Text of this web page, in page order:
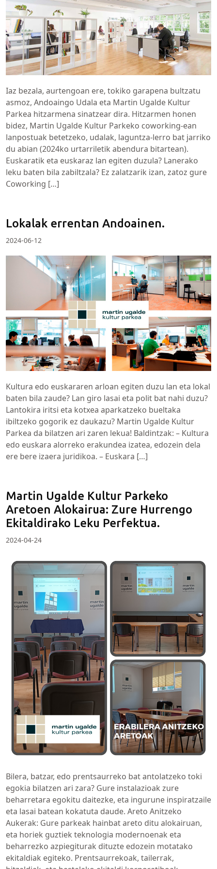
Iaz bezala, aurtengoan ere, tokiko garapena bultzatu
asmoz, Andoaingo Udala eta Martin Ugalde Kultur
Parkea hitzarmena sinatzear dira. Hitzarmen honen
bidez, Martin Ugalde Kultur Parkeko coworking-ean
lanpostuak betetzeko, udalak, laguntza-lerro bat jarriko
du abian (2024ko urtarriletik abendura bitartean).
Euskaratik eta euskaraz lan egiten duzula? Lanerako
leku baten bila zabiltzala? Ez zalatzarik izan, zatoz gure
Coworking […]
Lokalak errentan Andoainen.
2024-06-12
Kultura edo euskararen arloan egiten duzu lan eta lokal
baten bila zaude? Lan giro lasai eta polit bat nahi duzu?
Lantokira iritsi eta kotxea aparkatzeko bueltaka
ibiltzeko gogorik ez daukazu? Martin Ugalde Kultur
Parkea da bilatzen ari zaren lekua! Baldintzak: – Kultura
edo euskara alorreko erakundea izatea, edozein dela
ere bere izaera juridikoa. – Euskara […]
Martin Ugalde Kultur Parkeko
Aretoen Alokairua: Zure Hurrengo
Ekitaldirako Leku Perfektua.
2024-04-24
Bilera, batzar, edo prentsaurreko bat antolatzeko toki
egokia bilatzen ari zara? Gure instalazioak zure
beharretara egokitu daitezke, eta ingurune inspiratzaile
eta lasai batean kokatuta daude. Areto Anitzeko
Aukerak: Gure parkeak hainbat areto ditu alokairuan,
eta horiek guztiek teknologia modernoenak eta
beharrezko azpiegiturak dituzte edozein motatako
ekitaldiak egiteko. Prentsaurrekoak, tailerrak,